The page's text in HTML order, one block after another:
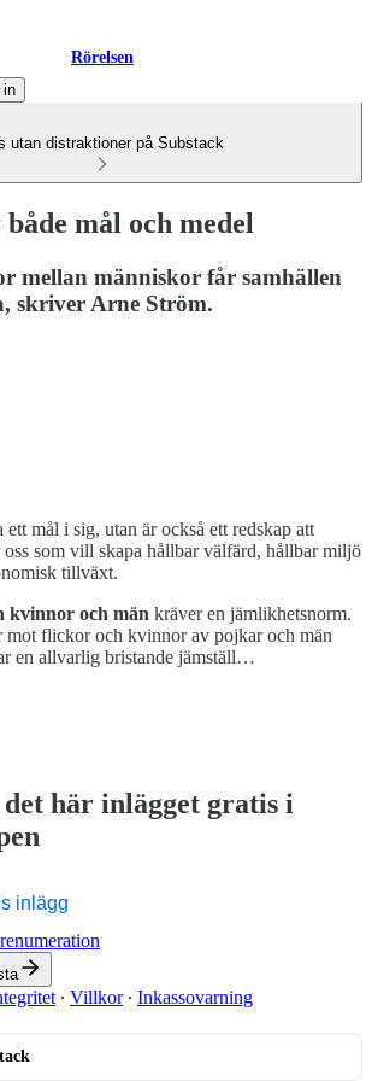
Rörelsen
in
utan distraktioner på Substack
mål och medel
mellan människor får samhällen
skriver Arne Ström.
ett mål i sig, utan är också ett redskap att
som vill skapa hållbar välfärd, hållbar miljö
tillväxt.
kvinnor och män kräver en jämlikhetsnorm.
mot flickor och kvinnor av pojkar och män
en allvarlig bristande jämställ…
här inlägget gratis i
inlägg
∙ Villkor∙ Inkassovarning